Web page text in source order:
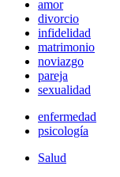
amor
divorcio
infidelidad
matrimonio
noviazgo
pareja
sexualidad
enfermedad
psicología
Salud